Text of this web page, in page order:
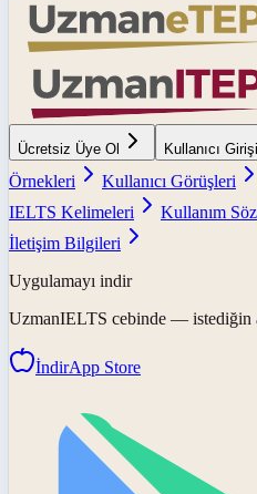
Ücretsiz Üye Ol Kullanıcı Girişi
Örnekleri
Kullanıcı Görüşleri
IELTS Kelimeleri
Kullanım
İletişim Bilgileri
Uygulamayı indir
UzmanIELTS cebinde — istediğin
İndirApp Store